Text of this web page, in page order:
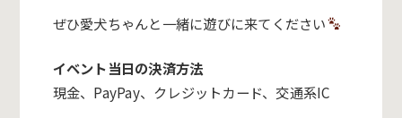
ぜひ愛犬ちゃんと一緒に遊びに来てください
イベント当日の決済方法
現金、PayPay、クレジットカード、交通系IC